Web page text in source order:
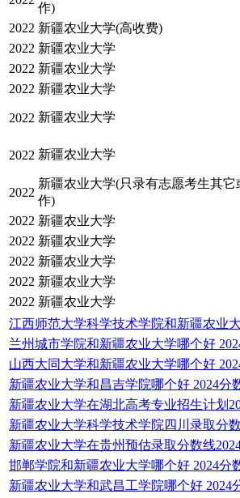
作)
2022 新疆农业大学(高收费)
2022 新疆农业大学
2022 新疆农业大学
2022 新疆农业大学
2022 新疆农业大学
2022 新疆农业大学
2022
新疆农业大学(只录有志愿考生其它
作)
2022 新疆农业大学
2022 新疆农业大学
2022 新疆农业大学
2022 新疆农业大学
2022 新疆农业大学
江西师范大学科学技术学院和新疆农业
兰州城市学院和新疆农业大学哪个好
山西大同大学和新疆农业大学哪个好
新疆农业大学和昌吉学院哪个好 2024分
新疆农业大学在湖北高考专业招生计划
新疆农业大学科学技术学院四川录取分
新疆农业大学在贵州预估录取分数线
邯郸学院和新疆农业大学哪个好 2024分
新疆农业大学和武昌工学院哪个好 2024